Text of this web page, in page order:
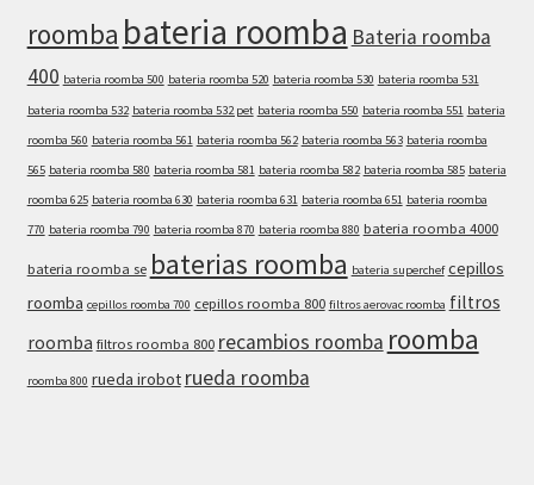
roomba bateria roomba Bateria roomba
400 bateria roomba 500 bateria roomba 520 bateria roomba 530 bateria roomba 531
bateria roomba 532 bateria roomba 532 pet bateria roomba 550 bateria roomba 551 bateria
roomba 560 bateria roomba 561 bateria roomba 562 bateria roomba 563 bateria roomba
565 bateria roomba 580 bateria roomba 581 bateria roomba 582 bateria roomba 585 bateria
roomba 625 bateria roomba 630 bateria roomba 631 bateria roomba 651 bateria roomba
770 bateria roomba 790 bateria roomba 870 bateria roomba 880 bateria roomba 4000
bateria roomba se baterias roomba bateria superchef cepillos
roomba cepillos roomba 700 cepillos roomba 800 filtros aerovac roomba filtros
roomba filtros roomba 800 recambios roomba roomba
roomba 800 rueda irobot rueda roomba